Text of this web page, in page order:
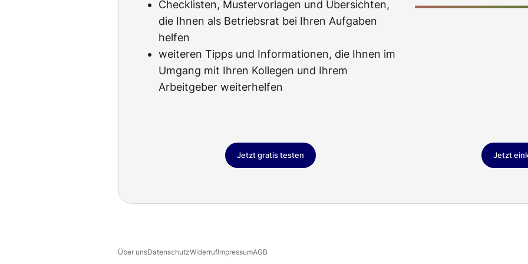
Checklisten, Mustervorlagen und Übersichten,
die Ihnen als Betriebsrat bei Ihren Aufgaben
helfen
weiteren Tipps und Informationen, die Ihnen im
Umgang mit Ihren Kollegen und Ihrem
Arbeitgeber weiterhelfen
Jetzt gratis testen Jetzt
Über unsDatenschutzWiderrufImpressumAGB